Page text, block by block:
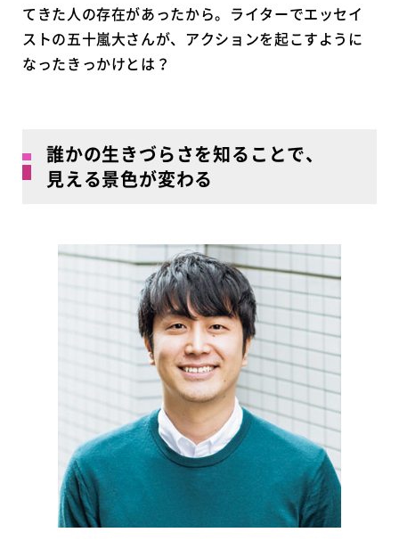
てきた人の存在があったから。ライターでエッセイ
ストの五十嵐大さんが、アクションを起こすように
なったきっかけとは？
誰かの生きづらさを知ることで、
見える景色が変わる